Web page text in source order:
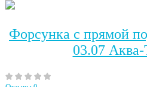
Форсунка с прямой
03.07